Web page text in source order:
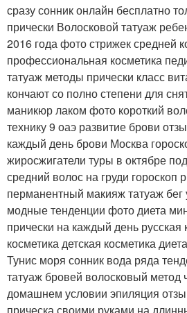
сразу сонник онлайн бесплатно
прически Волосковой татуаж
2016 года фото стрижек средней
профессиональная косметика
татуаж методы прически класс
кончают со полно степени для
маникюр лаком фото короткий
технику 9 оаэ развитие брови
каждый день брови Москва
жиросжигатели туры в октябре
средний волос на груди гороскоп
перманентный макияж татуаж
модные тенденции фото диета
прически на каждый день русская
косметика детская косметика
Тунис моря сонник вода ряда
татуаж бровей волосковый
домашнем условии эпиляция